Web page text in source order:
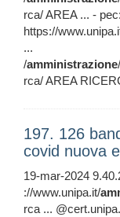
rca/ AREA ... -
https://
...
/amministrazione/
rca/ AREA
197. 126
covid nuova
19-mar-2024
://www.unipa.it/
rca ...